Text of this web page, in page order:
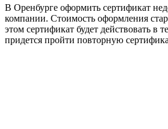
В Оренбурге оформить сертификат
компании. Стоимость оформления
этом сертификат будет действовать в
придется пройти повторную